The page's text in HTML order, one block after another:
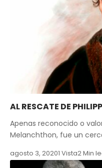
AL RESCATE DE
Apenas reconocido o
Melanchthon, fue un
agosto 3, 20201 Vista2 Min